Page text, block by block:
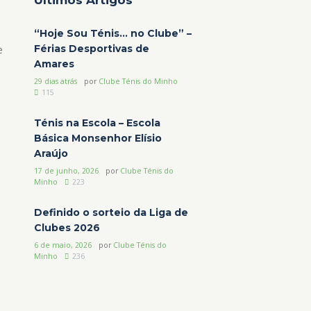
“Hoje Sou Ténis… no Clube” –
Férias Desportivas de
Amares
29 dias atrás por Clube Ténis do Minho
115
Ténis na Escola – Escola
Básica Monsenhor Elísio
Araújo
17 de junho, 2026 por Clube Ténis do
Minho
223
Definido o sorteio da Liga de
Clubes 2026
6 de maio, 2026 por Clube Ténis do
Minho
236